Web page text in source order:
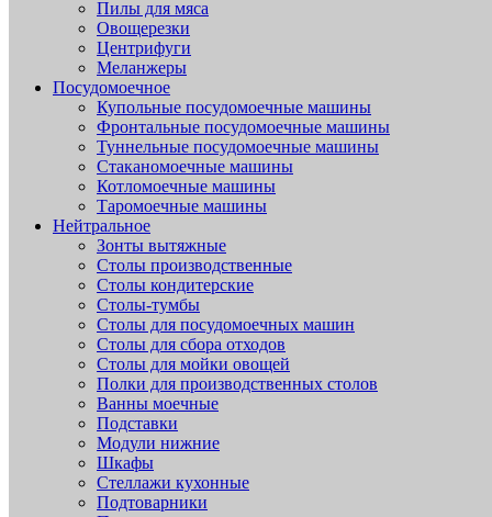
Пилы для мяса
Овощерезки
Центрифуги
Меланжеры
Посудомоечное
Купольные посудомоечные машины
Фронтальные посудомоечные машины
Туннельные посудомоечные машины
Стаканомоечные машины
Котломоечные машины
Таромоечные машины
Нейтральное
Зонты вытяжные
Столы производственные
Столы кондитерские
Столы-тумбы
Столы для посудомоечных машин
Столы для сбора отходов
Столы для мойки овощей
Полки для производственных столов
Ванны моечные
Подставки
Модули нижние
Шкафы
Стеллажи кухонные
Подтоварники